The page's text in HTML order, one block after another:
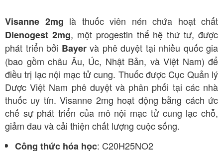
Visanne 2mg là thuốc viên nén chứa hoạt chất
Dienogest 2mg, một progestin thế hệ thứ tư, được
phát triển bởi Bayervà phê duyệt tại nhiều quốc gia
(bao gồm châu Âu, Úc, Nhật Bản, và Việt Nam) để
điều trị lạc nội mạc tử cung. Thuốc được Cục Quản lý
Dược Việt Nam phê duyệt và phân phối tại các nhà
thuốc uy tín. Visanne 2mg hoạt động bằng cách ức
chế sự phát triển của mô nội mạc tử cung lạc chỗ,
giảm đau và cải thiện chất lượng cuộc sống.
Công thức hóa học: C20H25NO2